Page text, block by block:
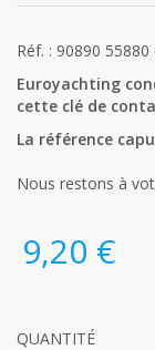
Réf. : 90890 55880
Euroyachting
cette clé de
La référence
Nous restons à
9,20 €
QUANTITÉ